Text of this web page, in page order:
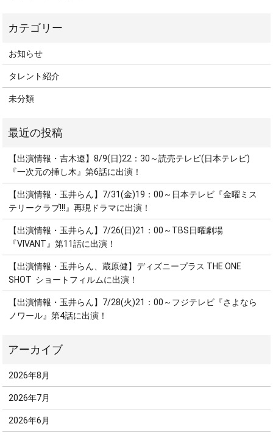
お知らせ
タレント紹介
未分類
【出演情報・吉木遼】8/9(日)22：30～読売テレビ(日本テレビ)
『一次元の挿し木』第6話に出演！
【出演情報・玉井らん】7/31(金)19：00～日本テレビ『金曜ミス
テリークラブ!!!』再現ドラマに出演！
【出演情報・玉井らん】7/26(日)21：00～TBS日曜劇場
『VIVANT』第11話に出演！
【出演情報・玉井らん、蔵原健】ディズニープラス THE ONE
SHOT ショートフィルムに出演！
【出演情報・玉井らん】7/28(火)21：00～フジテレビ『さよなら
ノワール』第4話に出演！
2026年8月
2026年7月
2026年6月